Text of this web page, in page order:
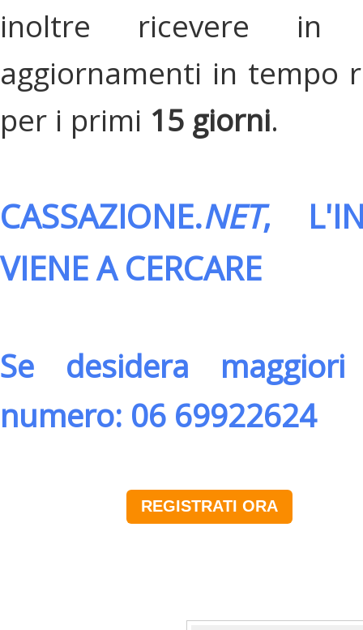
inoltre ricevere in
aggiornamenti in tempo
per i primi 15 giorni.
CASSAZIONE.NET,
VIENE A CERCARE
Se desidera
numero: 06 69922624
REGISTRATI ORA